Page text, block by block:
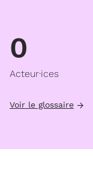
0
Acteur·ices
Voir le glossaire